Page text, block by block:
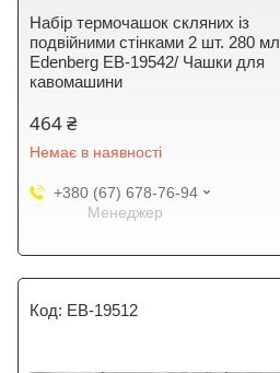
Набір термочашок скляних із
подвійними стінками 2 шт. 280 мл
Edenberg EB-19542/ Чашки для
кавомашини
464 ₴
Немає в наявності
+380 (67) 678-76-94
Менеджер
EB-19512